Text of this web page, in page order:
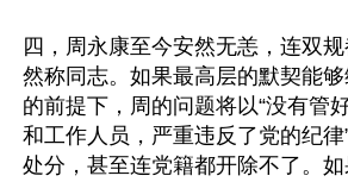
四，周永康至今安然无恙，连双
然称同志。如果最高层的默契能
的前提下，周的问题将以“没有管
和工作人员，严重违反了党的纪
处分，甚至连党籍都开除不了。